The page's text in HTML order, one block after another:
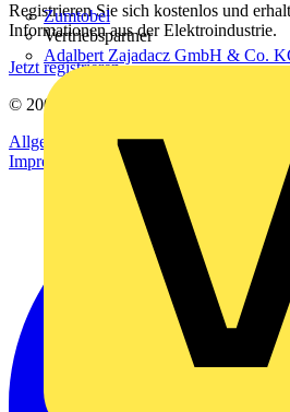
Zumtobel
Vertriebspartner
Adalbert Zajadacz GmbH & Co.
Registrieren Sie sich kostenlos und
Informationen aus der Elektroindustrie.
Jetzt registrieren
© 2002-
Allgemeine Geschäftsbedingungen
Impressum